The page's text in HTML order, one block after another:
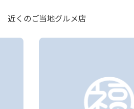
近くのご当地グルメ店